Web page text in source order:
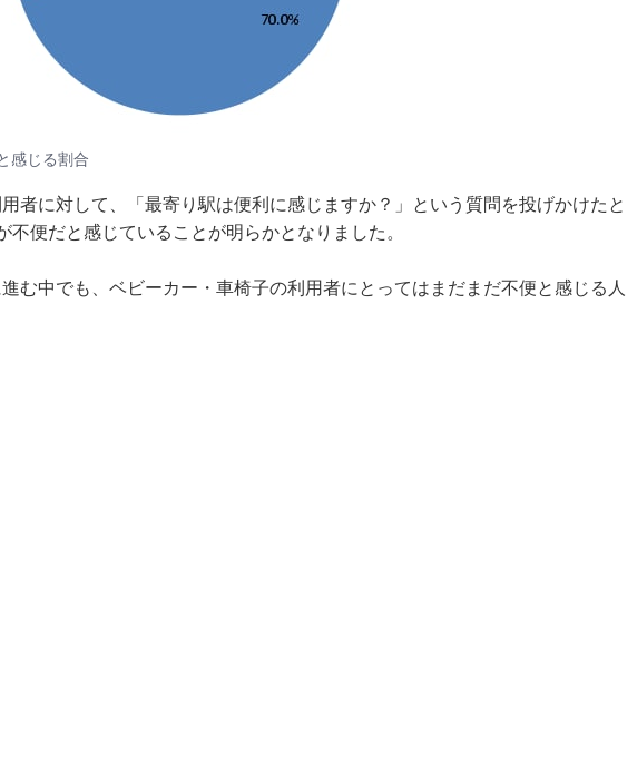
感じる割合
者に対して、「最寄り駅は便利に感じますか？」という質問を投げかけたと
不便だと感じていることが明らかとなりました。
む中でも、ベビーカー・車椅子の利用者にとってはまだまだ不便と感じる人